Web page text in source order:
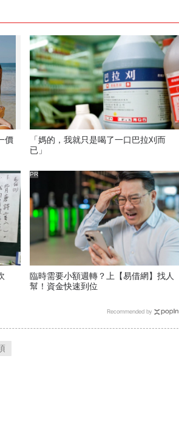
價
「媽的，我就只是喝了一口巴拉刈而
已」
臨時需要小額週轉？上【易借網】找人
幫！資金快速到位
PR
Recommended by